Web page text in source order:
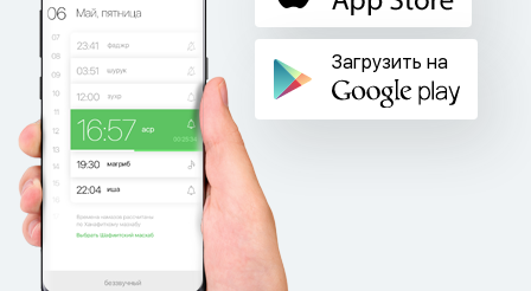
Загрузить на